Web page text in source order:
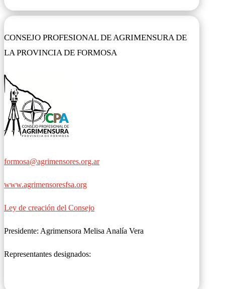
CONSEJO PROFESIONAL DE AGRIMENSURA DE
LA PROVINCIA DE FORMOSA
formosa@agrimensores.org.ar
www.agrimensoresfsa.org
Ley de creación del Consejo
Presidente: Agrimensora Melisa Analía Vera
Representantes designados: